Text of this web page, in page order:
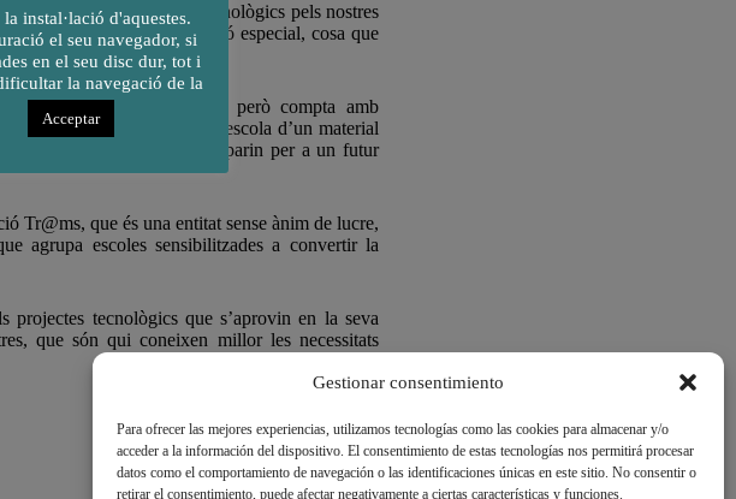
Gestionar consentimiento
Para ofrecer las mejores experiencias, utilizamos tecnologías como las cookies para almacenar y/o
acceder a la información del dispositivo. El consentimiento de estas tecnologías nos permitirá procesar
datos como el comportamiento de navegación o las identificaciones únicas en este sitio. No consentir o
retirar el consentimiento, puede afectar negativamente a ciertas características y funciones.
dels projectes tecnològics pels nostres
finançament i una formació especial, cosa que
tecnològica i científica, però compta amb
la cooperativa és proveir l’escola d’un material
coneixements que els preparin per a un futur
Tr@ms, que és una entitat sense ànim de lucre,
agrupa escoles sensibilitzades a convertir la
tecnològics que s’aprovin en la seva
que són qui coneixen millor les necessitats
instal·lació d'aquestes.
el seu navegador, si
en el seu disc dur, tot i
la navegació de la
Acceptar